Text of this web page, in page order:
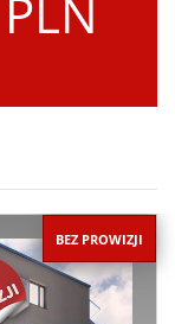
BEZ PROWIZJI